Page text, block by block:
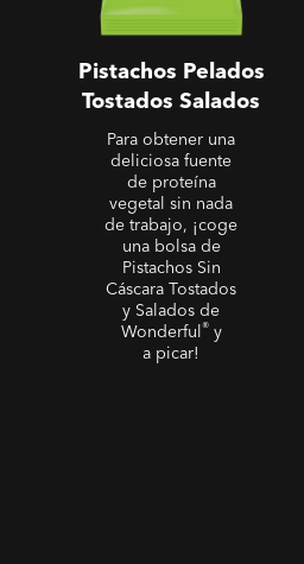
Pistachos Pelados
Tostados Salados
Para obtener una
deliciosa fuente
de proteína
vegetal sin nada
de trabajo, ¡coge
una bolsa de
Pistachos Sin
Cáscara Tostados
y Salados de
Wonderful®y
a picar!